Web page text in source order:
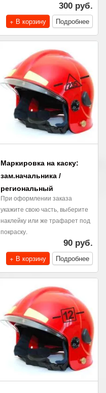
300 руб.
+ В корзину
Подробнее
Маркировка на каску:
зам.начальника /
региональный
При оформлении заказа
укажите свою часть, выберите
наклейку или же трафарет под
покраску.
90 руб.
+ В корзину
Подробнее